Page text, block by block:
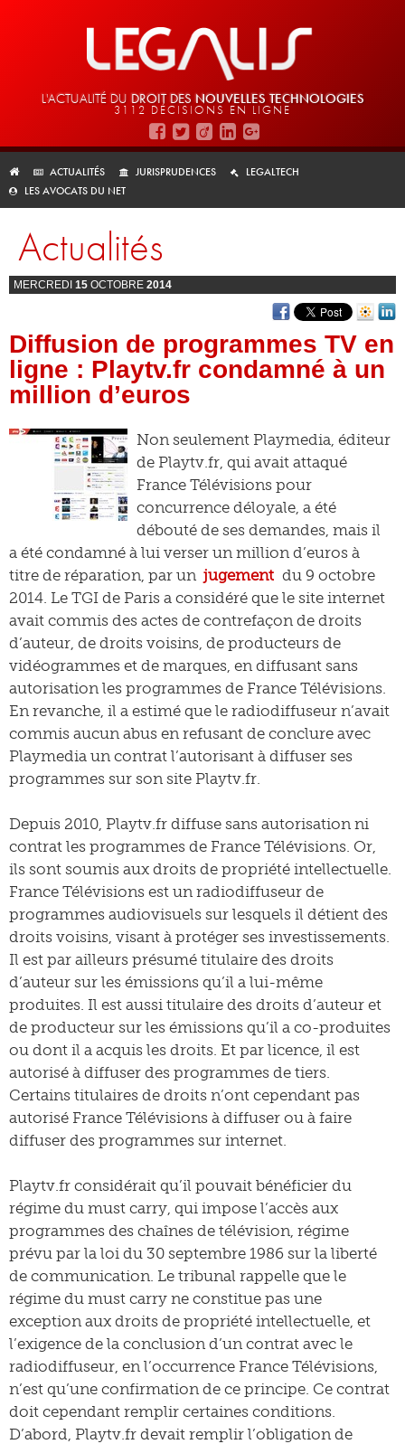
L'ACTUALITÉ DU DROIT DES NOUVELLES TECHNOLOGIES
3112 DÉCISIONS EN LIGNE
ACTUALITÉS JURISPRUDENCES
LEGALTECH
LES AVOCATS DU NET
Actualités
MERCREDI 15 OCTOBRE 2014
Diffusion de programmes TV en
ligne : Playtv.fr condamné à un
million d’euros
Non seulement Playmedia, éditeur
de Playtv.fr, qui avait attaqué
France Télévisions pour
concurrence déloyale, a été
débouté de ses demandes, mais il
a été condamné à lui verser un million d’euros à
titre de réparation, par un jugement du 9 octobre
2014. Le TGI de Paris a considéré que le site internet
avait commis des actes de contrefaçon de droits
d’auteur, de droits voisins, de producteurs de
vidéogrammes et de marques, en diffusant sans
autorisation les programmes de France Télévisions.
En revanche, il a estimé que le radiodiffuseur n’avait
commis aucun abus en refusant de conclure avec
Playmedia un contrat l’autorisant à diffuser ses
programmes sur son site Playtv.fr.
Depuis 2010, Playtv.fr diffuse sans autorisation ni
contrat les programmes de France Télévisions. Or,
ils sont soumis aux droits de propriété intellectuelle.
France Télévisions est un radiodiffuseur de
programmes audiovisuels sur lesquels il détient des
droits voisins, visant à protéger ses investissements.
Il est par ailleurs présumé titulaire des droits
d’auteur sur les émissions qu’il a lui-même
produites. Il est aussi titulaire des droits d’auteur et
de producteur sur les émissions qu’il a co-produites
ou dont il a acquis les droits. Et par licence, il est
autorisé à diffuser des programmes de tiers.
Certains titulaires de droits n’ont cependant pas
autorisé France Télévisions à diffuser ou à faire
diffuser des programmes sur internet.
Playtv.fr considérait qu’il pouvait bénéficier du
régime du must carry, qui impose l’accès aux
programmes des chaînes de télévision, régime
prévu par la loi du 30 septembre 1986 sur la liberté
de communication. Le tribunal rappelle que le
régime du must carry ne constitue pas une
exception aux droits de propriété intellectuelle, et
l’exigence de la conclusion d’un contrat avec le
radiodiffuseur, en l’occurrence France Télévisions,
n’est qu’une confirmation de ce principe. Ce contrat
doit cependant remplir certaines conditions.
D’abord, Playtv.fr devait remplir l’obligation de